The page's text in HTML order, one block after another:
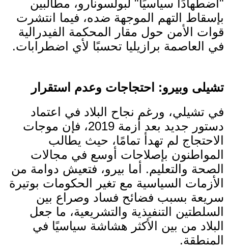
"اضطهادًا سياسيًا" لبولسونارو، مطالبين
بإسقاط التهم الموجهة ضده، فيما انتشرت
قوات الأمن حول مقار المحكمة الفيدرالية
في العاصمة برازيليا تحسبًا لأي اضطرابات.
تشيلى وبيرو: احتجاجات وعدم استقرار
في تشيلي، ورغم نجاح البلاد في اعتماد
دستور جديد بعد أزمة 2019، فإن موجات
الاحتجاج لم تهدأ تمامًا، حيث يطالب
المواطنون بإصلاحات أوسع في مجالات
الصحة والتعليم. أما بيرو، فتعيش دوامة من
الأزمات السياسية مع تغير الحكومات بوتيرة
سريعة بسبب فضائح فساد وصراع بين
السلطتين التنفيذية والتشريعية، ما جعل
البلاد من بين الأكثر هشاشة سياسيًا في
المنطقة.